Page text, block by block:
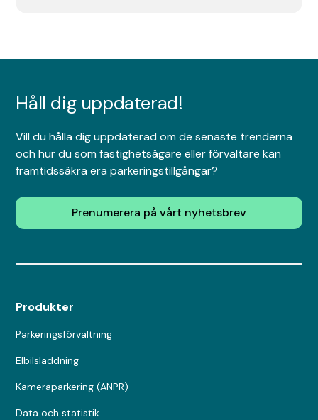
Håll dig uppdaterad!
Vill du hålla dig uppdaterad om de senaste trenderna
och hur du som fastighetsägare eller förvaltare kan
framtidssäkra era parkeringstillgångar?
Prenumerera på vårt nyhetsbrev
Produkter
Parkeringsförvaltning
Elbilsladdning
Kameraparkering (ANPR)
Data och statistik